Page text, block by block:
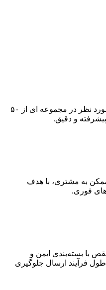
امکان جستجو و یافتن سریع کتاب مورد نظر در مجموعه ای از ۵۰
پیشرفته و دقیق.
به مشتری، با هدف
فوری.
با بسته‌بندی ایمن و
فرآیند ارسال جلوگیری